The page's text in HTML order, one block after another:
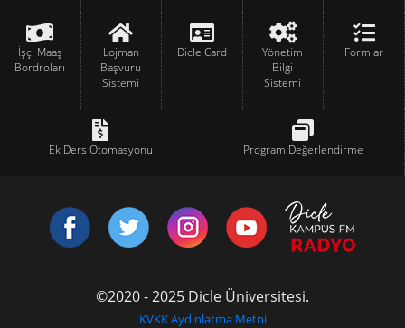
İşçi Maaş
Bordroları
Lojman
Başvuru
Sistemi
Dicle Card
Yönetim
Bilgi
Sistemi
Formlar
Ek Ders Otomasyonu Program Değerlendirme
©2020 - 2025 Dicle Üniversitesi.
KVKK Aydınlatma Metni